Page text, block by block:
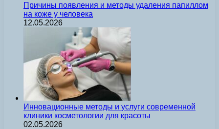
Причины появления и методы удаления папиллом
на коже у человека
12.05.2026
Инновационные методы и услуги современной
клиники косметологии для красоты
02.05.2026